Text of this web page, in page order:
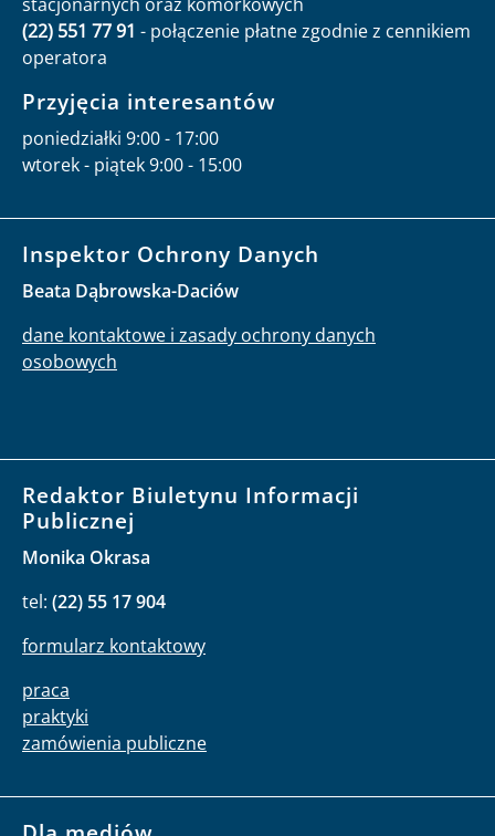
(22) 551 77 91 - połączenie płatne zgodnie z cennikiem
operatora
Przyjęcia interesantów
poniedziałki 9:00 - 17:00
wtorek - piątek 9:00 - 15:00
Inspektor Ochrony Danych
Beata Dąbrowska-Daciów
dane kontaktowe i zasady ochrony danych
osobowych
Redaktor Biuletynu Informacji
Publicznej
Monika Okrasa
tel: (22) 55 17 904
formularz kontaktowy
praca
praktyki
zamówienia publiczne